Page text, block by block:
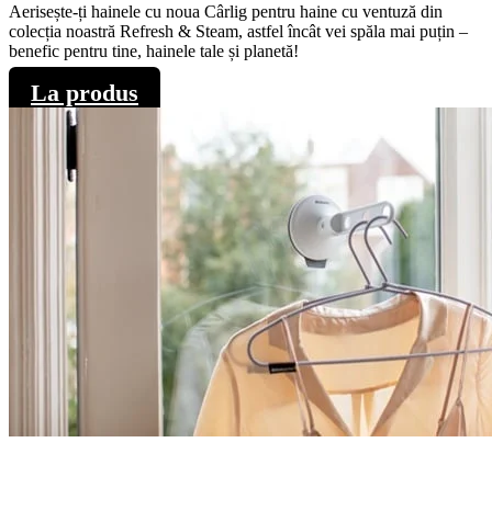
Aerisește-ți hainele cu noua Cârlig pentru haine cu ventuză din
colecția noastră Refresh & Steam, astfel încât vei spăla mai puțin –
benefic pentru tine, hainele tale și planetă!
La produs